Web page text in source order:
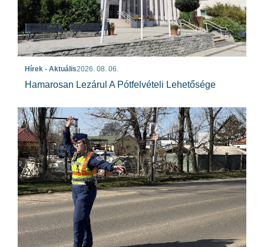
Hírek - Aktuális2026. 08. 06.
Hamarosan Lezárul A Pótfelvételi Lehetősége